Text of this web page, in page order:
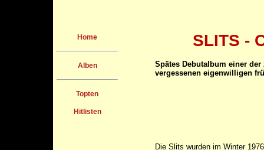
Home
Alben
Topten
Hitlisten
SLITS -
Spätes Debutalbum einer der
vergessenen eigenwilligen
Die Slits wurden im Winter